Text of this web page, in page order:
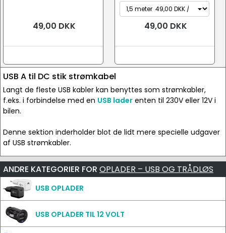
49,00 DKK 49,00 DKK
USB A til DC stik strømkabel
Langt de fleste USB kabler kan benyttes som strømkabler,
f.eks. i forbindelse med en USB lader enten til 230V eller 12V i
bilen.
Denne sektion inderholder blot de lidt mere specielle udgaver
af USB strømkabler.
ANDRE KATEGORIER FOR OPLADER – USB OG TRÅDLØS
USB OPLADER
USB OPLADER TIL 12 VOLT